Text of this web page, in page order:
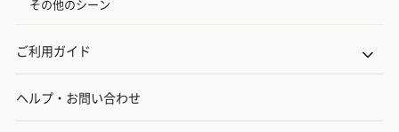
その他のシーン
ご利用ガイド
ヘルプ・お問い合わせ